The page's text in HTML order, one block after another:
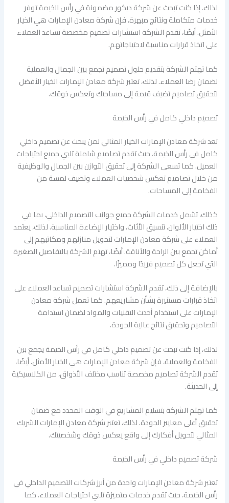
لذلك، إذا كنت تبحث عن شركة ديكور مضمونة في رأس الخيمة توفر
خدمات متكاملة ونتائج مبهرة، فإن شركة معادن الإمارات هي الخيار
الأمثل. أيضًا، تقدم الشركة استشارات تصميم مخصصة تساعد العملاء
على اتخاذ قرارات مناسبة لاحتياجاتهم.
كما تهتم الشركة بتقديم حلول تصميم تجمع بين الجمال والعملية
لضمان رضا العملاء. لذلك، تعتبر شركة معادن الإمارات الخيار الأفضل
لتحقيق تصاميم تضيف قيمة إلى مساحتك وتعكس ذوقك.
تصميم داخلي كامل في رأس الخيمة
تعد شركة معادن الإمارات الخيار المثالي لمن يبحث عن تصميم داخلي
كامل في رأس الخيمة، حيث تقدم تصاميم شاملة تلبي جميع احتياجات
العميل. كما تسعى الشركة إلى تحقيق التوازن بين الجمال والوظيفية
من خلال تصاميم تعكس شخصيات العملاء وتضيف لمسة من
الفخامة إلى المساحات.
كذلك، تشمل خدمات الشركة جميع جوانب التصميم الداخلي، بما في
ذلك اختيار الألوان، تنسيق الأثاث، واختيار الإضاءة المناسبة. لذلك، يعتمد
العملاء على شركة معادن الإمارات لتحويل منازلهم ومكاتبهم إلى
أماكن تجمع بين الراحة والأناقة. أيضًا، تهتم الشركة بالتفاصيل الصغيرة
التي تجعل كل تصميم فريدًا ومميزًا.
بالإضافة إلى ذلك، تقدم الشركة استشارات تصميم تساعد العملاء على
اتخاذ قرارات مستنيرة بشأن مشاريعهم. كما تعمل شركة معادن
الإمارات على استخدام أحدث التقنيات والمواد لضمان استدامة
التصاميم وتحقيق نتائج عالية الجودة.
لذلك، إذا كنت تبحث عن تصميم داخلي كامل في رأس الخيمة يجمع بين
الفخامة والعملية، فإن شركة معادن الإمارات هي الخيار الأمثل. أيضًا،
تقدم الشركة تصاميم مخصصة تناسب مختلف الأذواق، من الكلاسيكية
إلى الحديثة.
كما تهتم الشركة بتسليم المشاريع في الوقت المحدد مع ضمان
تحقيق أعلى معايير الجودة. لذلك، تعتبر شركة معادن الإمارات الشريك
المثالي لتحويل أفكارك إلى واقع يعكس ذوقك وشخصيتك.
شركة تصميم داخلي في رأس الخيمة
تعتبر شركة معادن الإمارات واحدة من أبرز شركات التصميم الداخلي في
رأس الخيمة، حيث تقدم خدمات متميزة تلبي احتياجات العملاء. كما